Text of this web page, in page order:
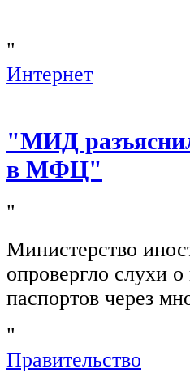
"
Интернет
"МИД
в МФЦ"
"
Министерство
опровергло слухи
паспортов через
"
Правительство